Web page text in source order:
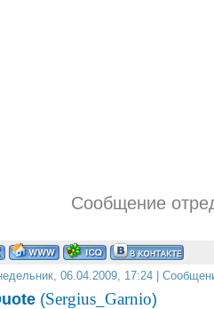
Сообщение
06.04.2009, 17:24 |
(Sergius_Garnio)